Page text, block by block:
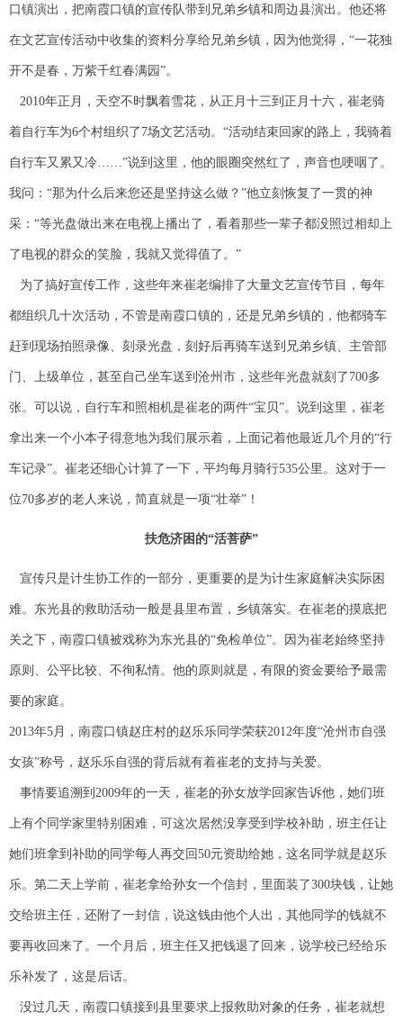
口镇演出，把南霞口镇的宣传队带到兄弟乡镇和周边县演出。他还将
在文艺宣传活动中收集的资料分享给兄弟乡镇，因为他觉得，“一花独
开不是春，万紫千红春满园”。
2010年正月，天空不时飘着雪花，从正月十三到正月十六，崔老骑
着自行车为6个村组织了7场文艺活动。“活动结束回家的路上，我骑着
自行车又累又冷……”说到这里，他的眼圈突然红了，声音也哽咽了。
我问：“那为什么后来您还是坚持这么做？”他立刻恢复了一贯的神
采：“等光盘做出来在电视上播出了，看着那些一辈子都没照过相却上
了电视的群众的笑脸，我就又觉得值了。”
为了搞好宣传工作，这些年来崔老编排了大量文艺宣传节目，每年
都组织几十次活动，不管是南霞口镇的，还是兄弟乡镇的，他都骑车
赶到现场拍照录像、刻录光盘，刻好后再骑车送到兄弟乡镇、主管部
门、上级单位，甚至自己坐车送到沧州市，这些年光盘就刻了700多
张。可以说，自行车和照相机是崔老的两件“宝贝”。说到这里，崔老
拿出来一个小本子得意地为我们展示着，上面记着他最近几个月的“行
车记录”。崔老还细心计算了一下，平均每月骑行535公里。这对于一
位70多岁的老人来说，简直就是一项“壮举”！
扶危济困的“活菩萨”
宣传只是计生协工作的一部分，更重要的是为计生家庭解决实际困
难。东光县的救助活动一般是县里布置，乡镇落实。在崔老的摸底把
关之下，南霞口镇被戏称为东光县的“免检单位”。因为崔老始终坚持
原则、公平比较、不徇私情。他的原则就是，有限的资金要给予最需
要的家庭。
2013年5月，南霞口镇赵庄村的赵乐乐同学荣获2012年度“沧州市自强
女孩”称号，赵乐乐自强的背后就有着崔老的支持与关爱。
事情要追溯到2009年的一天，崔老的孙女放学回家告诉他，她们班
上有个同学家里特别困难，可这次居然没享受到学校补助，班主任让
她们班拿到补助的同学每人再交回50元资助给她，这名同学就是赵乐
乐。第二天上学前，崔老拿给孙女一个信封，里面装了300块钱，让她
交给班主任，还附了一封信，说这钱由他个人出，其他同学的钱就不
要再收回来了。一个月后，班主任又把钱退了回来，说学校已经给乐
乐补发了，这是后话。
没过几天，南霞口镇接到县里要求上报救助对象的任务，崔老就想